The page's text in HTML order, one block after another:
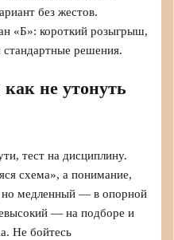
без жестов.
«Б»: короткий розыгрыш,
стандартные решения.
не утонуть
тест на дисциплину.
схема», а понимание,
но медленный — в опорной
— на подборе и
Не бойтесь